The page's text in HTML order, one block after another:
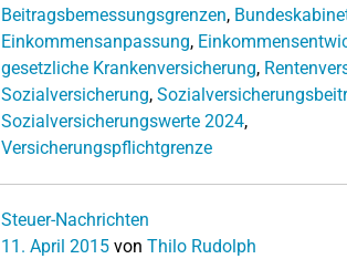
Beitragsbemessungsgrenzen,
Einkommensanpassung,
gesetzliche Krankenversicherung,
Sozialversicherung,
Sozialversicherungswerte 2024,
Versicherungspflichtgrenze
Steuer-Nachrichten
11. April 2015 von Thilo Rudolph